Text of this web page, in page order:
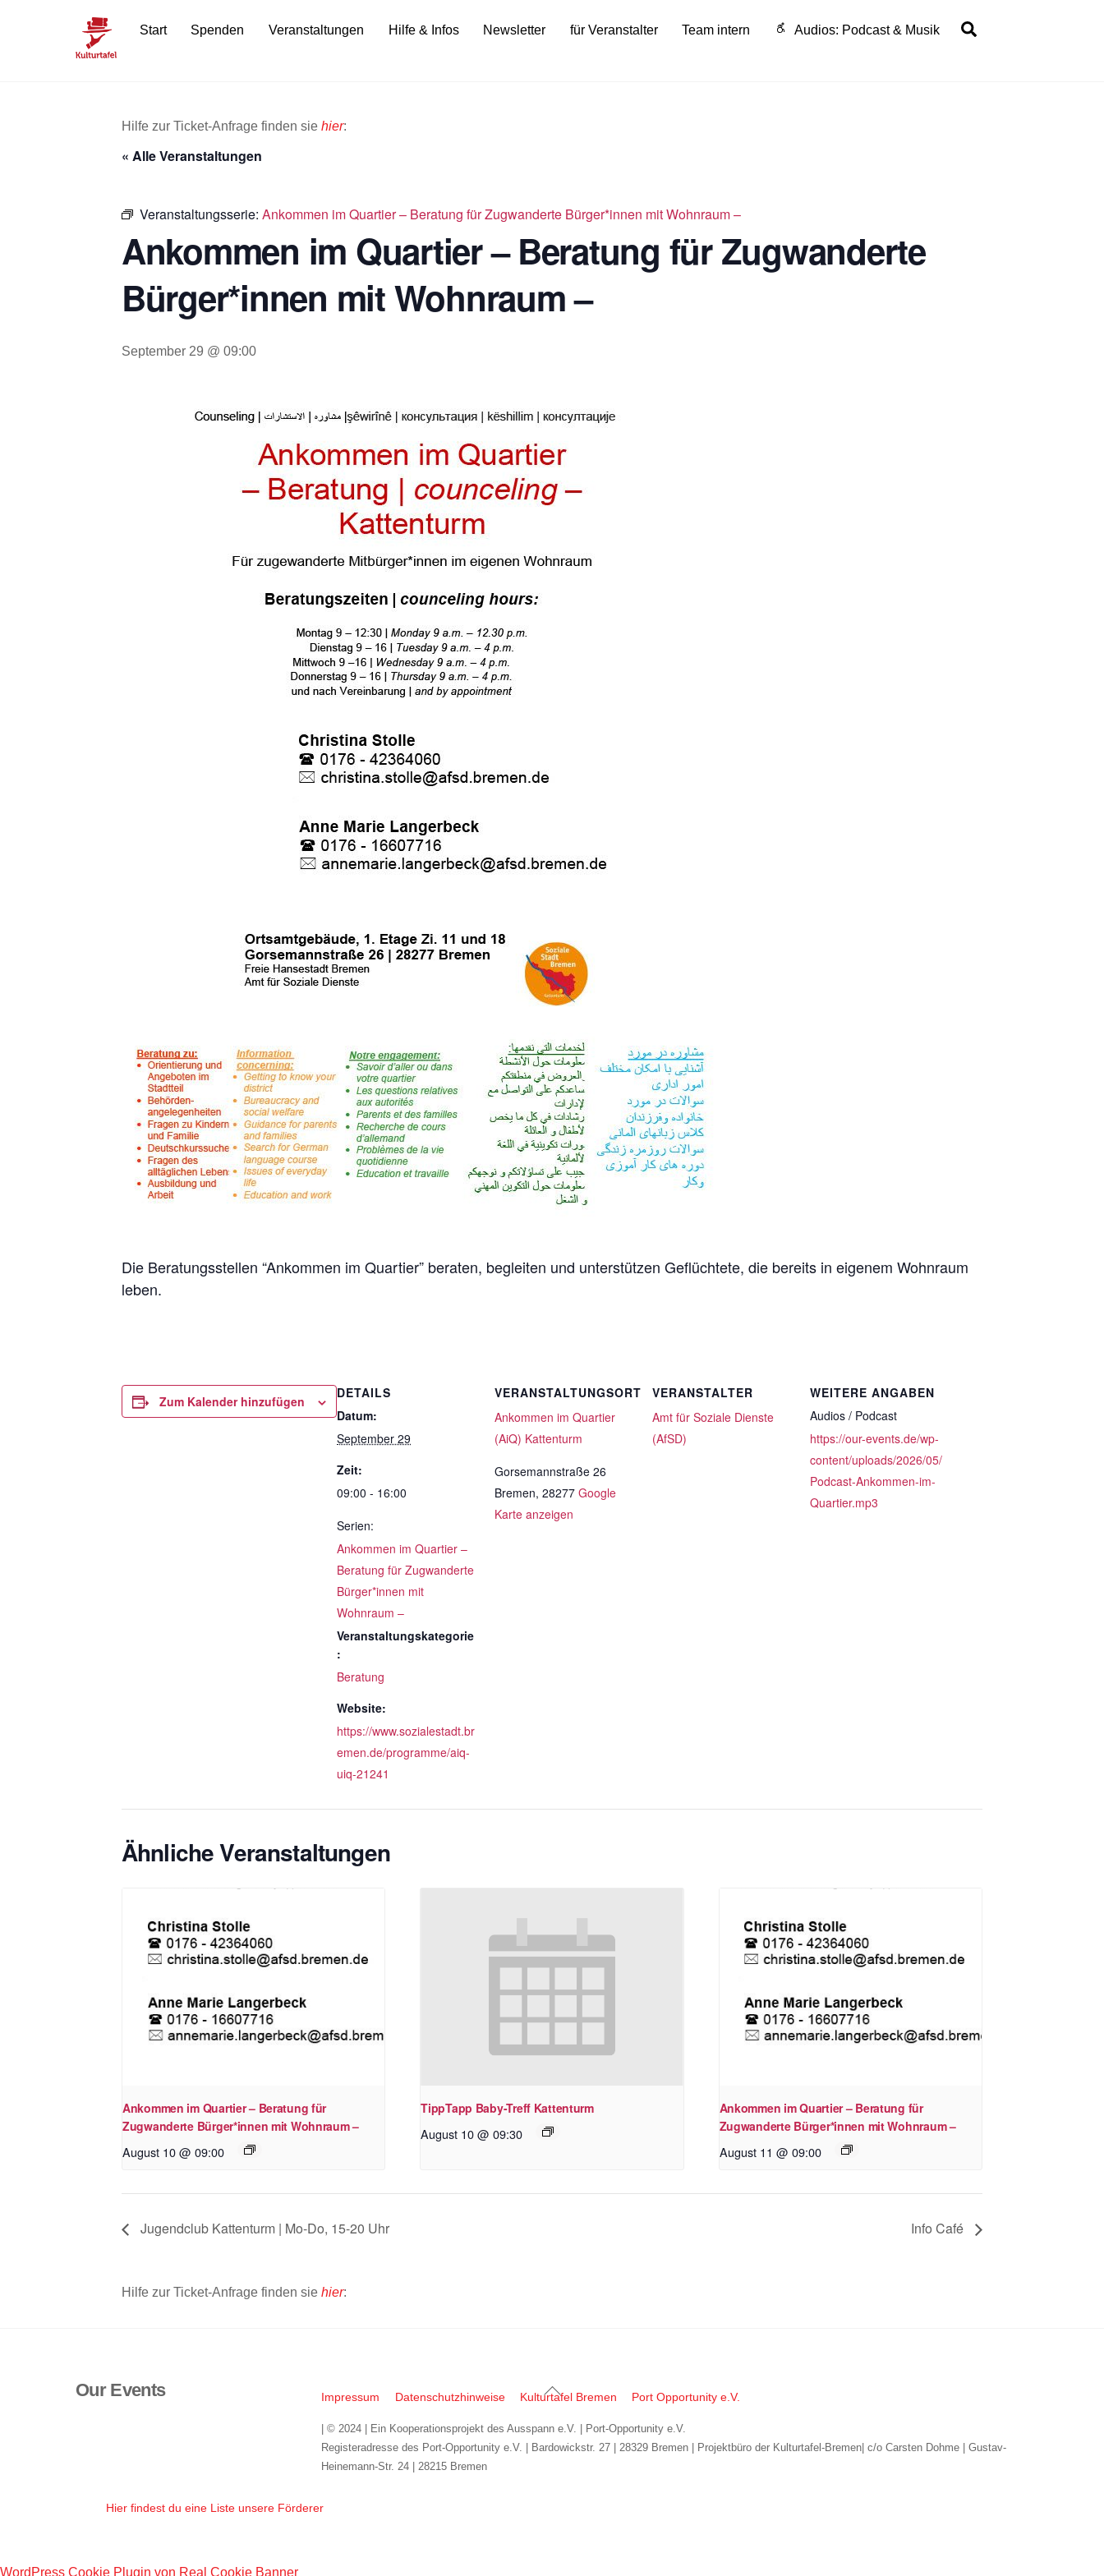
Start Spenden Veranstaltungen Hilfe & Infos Newsletter für Veranstalter Team intern Audios: Podcast & Musik
Hilfe zur Ticket-Anfrage finden sie hier:
« Alle Veranstaltungen
Veranstaltungsserie: Ankommen im Quartier – Beratung für Zugwanderte Bürger*innen mit Wohnraum –
Ankommen im Quartier – Beratung für Zugwanderte
Bürger*innen mit Wohnraum –
September 29 @ 09:00
Die Beratungsstellen “Ankommen im Quartier” beraten, begleiten und unterstützen Geflüchtete, die bereits in eigenem Wohnraum
leben.
Zum Kalender hinzufügen
DETAILS
Datum:
September 29
Zeit:
09:00 - 16:00
Serien:
Ankommen im Quartier –
Beratung für Zugwanderte
Bürger*innen mit
Wohnraum –
Veranstaltungskategorie
:
Beratung
Website:
https://www.sozialestadt.br
emen.de/programme/aiq-
uiq-21241
VERANSTALTUNGSORT
Ankommen im Quartier
(AiQ) Kattenturm
Gorsemannstraße 26
Bremen, 28277 Google
Karte anzeigen
VERANSTALTER
Amt für Soziale Dienste
(AfSD)
WEITERE ANGABEN
Audios / Podcast
https://our-events.de/wp-
content/uploads/2026/05/
Podcast-Ankommen-im-
Quartier.mp3
Ähnliche Veranstaltungen
Ankommen im Quartier – Beratung für
Zugwanderte Bürger*innen mit Wohnraum –
August 10 @ 09:00
TippTapp Baby-Treff Kattenturm
August 10 @ 09:30
Ankommen im Quartier – Beratung für
Zugwanderte Bürger*innen mit Wohnraum –
August 11 @ 09:00
Jugendclub Kattenturm | Mo-Do, 15-20 Uhr Info Café
Hilfe zur Ticket-Anfrage finden sie hier:
Back
Top
Our Events Impressum Datenschutzhinweise Kulturtafel Bremen Port Opportunity e.V.
| © 2024 | Ein Kooperationsprojekt des Ausspann e.V. | Port-Opportunity e.V.
Registeradresse des Port-Opportunity e.V. | Bardowickstr. 27 | 28329 Bremen | Projektbüro der Kulturtafel-Bremen| c/o Carsten Dohme | Gustav-
Heinemann-Str. 24 | 28215 Bremen
Hier findest du eine Liste unsere Förderer
WordPress Cookie Plugin von Real Cookie Banner